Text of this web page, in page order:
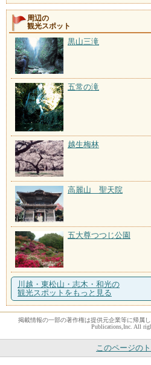
周辺の
観光スポット
黒山三滝
五常の滝
越生梅林
高麗山 聖天院
五大尊つつじ公園
川越・東松山・志木・和光の
観光スポットをもっと見る
掲載情報の一部の著作権は提供元企業等に帰属し
Publications,Inc. All
このページの